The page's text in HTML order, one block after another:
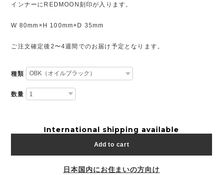
インナーにREDMOON刻印が入ります。
W 80mm×H 100mm×D 35mm
ご注文確定後2〜4週間でのお届け予定となります。
種類
数量
International shipping available
Add to cart
日本国内にお住まいの方向け